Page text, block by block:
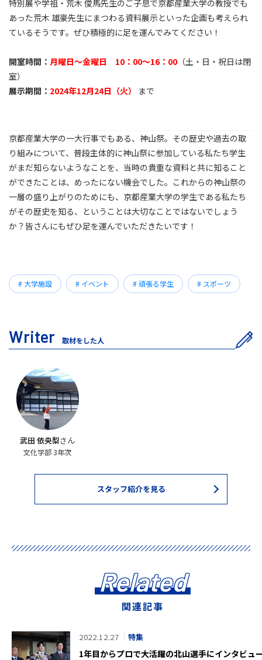
特別展や学祖・荒木 俊馬先生のご子息で京都産業大学の教授でも
あった荒木 雄豪先生にまつわる資料展示といった企画も考えられ
ているそうです。ぜひ積極的に足を運んでみてください！
開室時間： 月曜日～金曜日 10：00～16：00 （土・日・祝日は閉
室）
展示期間： 2024年12月24日（火） まで
京都産業大学の一大行事でもある、神山祭。その歴史や過去の取
り組みについて、普段主体的に神山祭に参加している私たち学生
がまだ知らないようなことを、当時の貴重な資料と共に知ること
ができたことは、めったにない機会でした。これからの神山祭の
一層の盛り上がりのためにも、京都産業大学の学生である私たち
がその歴史を知る、ということは大切なことではないでしょう
か？皆さんにもぜひ足を運んでいただきたいです！
# 大学施設 # イベント # 頑張る学生 # スポーツ
Writer 取材をした人
武田 依央梨さん
文化学部 3年次
スタッフ紹介を見る
Related
関連記事
2022.12.27 特集
1年目からプロで大活躍の北山選手にインタビュ